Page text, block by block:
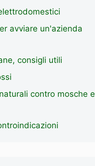
avviare un'azienda
consigli utili
contro mosche e